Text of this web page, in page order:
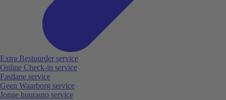
Extra Bestuurder service
Online Check-in service
Fastlane service
Geen Waarborg service
Jonge huurauto service